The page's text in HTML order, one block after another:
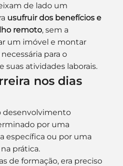
de lado um
usufruir dos benefícios e
remoto, sem a
um imóvel e montar
para o
atividades laborais.
nos dias
desenvolvimento
por uma
específica ou por uma
prática.
de formação, era preciso